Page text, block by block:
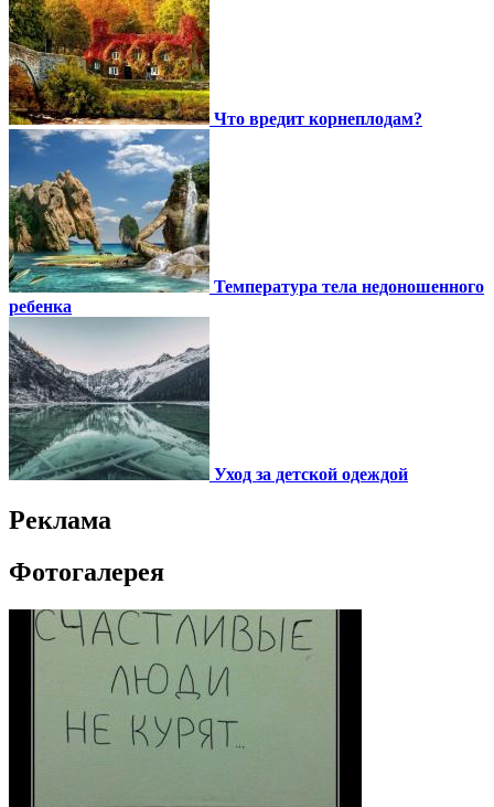
Что вредит корнеплодам?
Температура тела недоношенного
ребенка
Уход за детской одеждой
Реклама
Фотогалерея